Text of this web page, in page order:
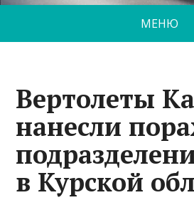
МЕНЮ
Вертолеты
нанесли
в Курской